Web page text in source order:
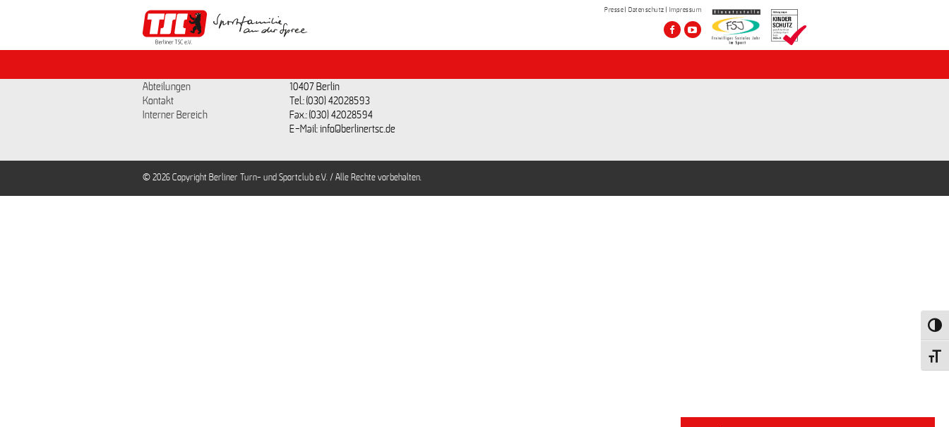
Presse Datenschutz Impressum
berlinertsc.de
Abteilungen
Kontakt
Interner Bereich
Kontakt
10407 Berlin
Tel.: (030) 42028593
Fax.: (030) 42028594
E-Mail: info@berlinertsc.de
© 2026 Copyright Berliner Turn- und Sportclub e.V. / Alle Rechte vorbehalten.